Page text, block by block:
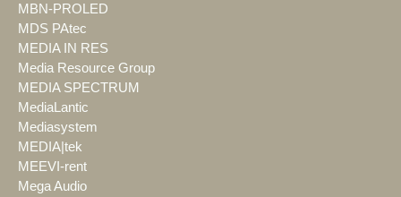
MBN-PROLED
MDS PAtec
MEDIA IN RES
Media Resource Group
MEDIA SPECTRUM
MediaLantic
Mediasystem
MEDIA|tek
MEEVI-rent
Mega Audio